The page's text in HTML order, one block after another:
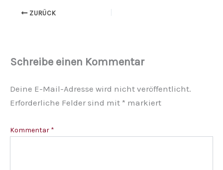
ZURÜCK
Schreibe einen Kommentar
Deine E-Mail-Adresse wird nicht veröffentlicht.
Erforderliche Felder sind mit * markiert
Kommentar *